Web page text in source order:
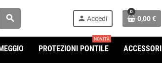
search person Accedi
0
0,00 €
PROTEZIONI PONTILE
NOVITÀ
ACCESSORI